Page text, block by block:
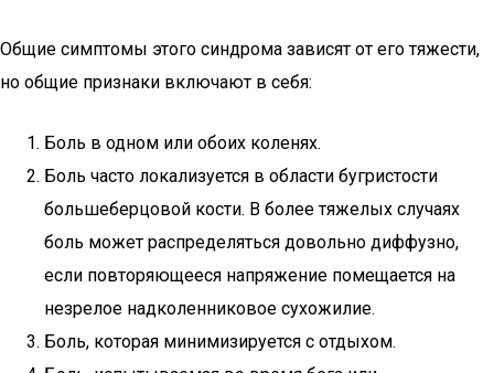
Общие симптомы этого синдрома зависят от его тяжести,
но общие признаки включают в себя:
Боль в одном или обоих коленях.
Боль часто локализуется в области бугристости
большеберцовой кости. В более тяжелых случаях
боль может распределяться довольно диффузно,
если повторяющееся напряжение помещается на
незрелое надколенниковое сухожилие.
Боль, которая минимизируется с отдыхом.